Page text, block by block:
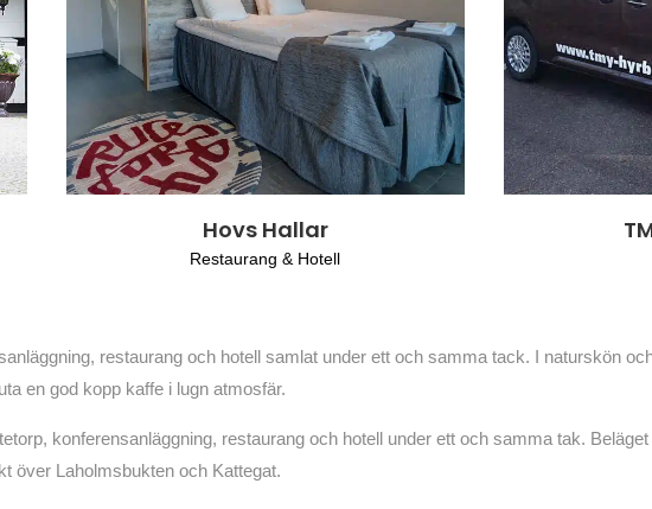
Hovs Hallar
Restaurang & Hotell
restaurang och hotell samlat under ett och samma tack. I naturskön
en god kopp kaffe i lugn atmosfär.
konferensanläggning, restaurang och hotell under ett och samma tak.
över Laholmsbukten och Kattegat.